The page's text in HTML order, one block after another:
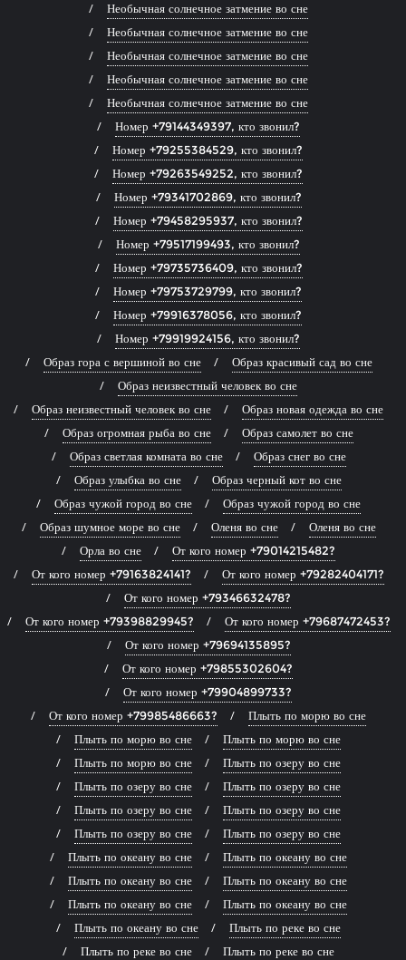
Необычная солнечное затмение во сне
Необычная солнечное затмение во сне
Необычная солнечное затмение во сне
Необычная солнечное затмение во сне
Необычная солнечное затмение во сне
Номер +79144349397, кто звонил?
Номер +79255384529, кто звонил?
Номер +79263549252, кто звонил?
Номер +79341702869, кто звонил?
Номер +79458295937, кто звонил?
Номер +79517199493, кто звонил?
Номер +79735736409, кто звонил?
Номер +79753729799, кто звонил?
Номер +79916378056, кто звонил?
Номер +79919924156, кто звонил?
Образ гора с вершиной во сне
Образ красивый сад во сне
Образ неизвестный человек во сне
Образ неизвестный человек во сне
Образ новая одежда во сне
Образ огромная рыба во сне
Образ самолет во сне
Образ светлая комната во сне
Образ снег во сне
Образ улыбка во сне
Образ черный кот во сне
Образ чужой город во сне
Образ чужой город во сне
Образ шумное море во сне
Оленя во сне
Оленя во сне
Орла во сне
От кого номер +79014215482?
От кого номер +79163824141?
От кого номер +79282404171?
От кого номер +79346632478?
От кого номер +79398829945?
От кого номер +79687472453?
От кого номер +79694135895?
От кого номер +79855302604?
От кого номер +79904899733?
От кого номер +79985486663?
Плыть по морю во сне
Плыть по морю во сне
Плыть по морю во сне
Плыть по морю во сне
Плыть по озеру во сне
Плыть по озеру во сне
Плыть по озеру во сне
Плыть по озеру во сне
Плыть по озеру во сне
Плыть по озеру во сне
Плыть по озеру во сне
Плыть по океану во сне
Плыть по океану во сне
Плыть по океану во сне
Плыть по океану во сне
Плыть по океану во сне
Плыть по океану во сне
Плыть по океану во сне
Плыть по реке во сне
Плыть по реке во сне
Плыть по реке во сне